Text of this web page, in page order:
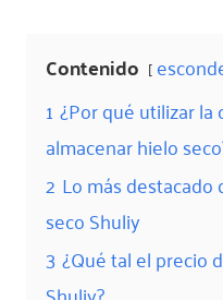
Contenido
1 ¿Por qué utilizar la
almacenar hielo
2 Lo más
seco Shuliy
3¿Qué tal el precio